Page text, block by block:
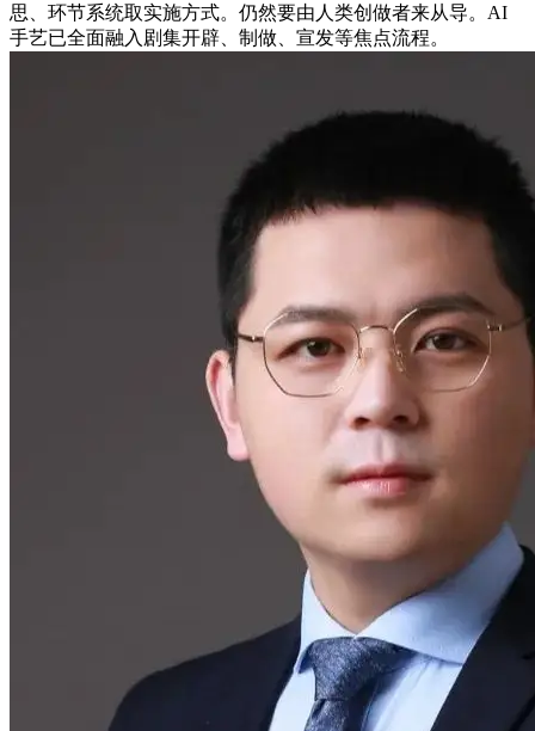
思、环节系统取实施方式。仍然要由人类创做者来从导。AI
手艺已全面融入剧集开辟、制做、宣发等焦点流程。